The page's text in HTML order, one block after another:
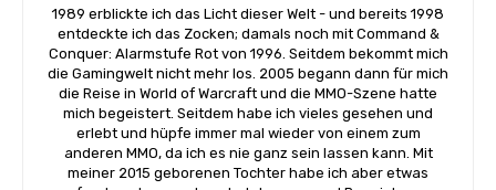
1989 erblickte ich das Licht dieser Welt - und bereits 1998
entdeckte ich das Zocken; damals noch mit Command &
Conquer: Alarmstufe Rot von 1996. Seitdem bekommt mich
die Gamingwelt nicht mehr los. 2005 begann dann für mich
die Reise in World of Warcraft und die MMO-Szene hatte
mich begeistert. Seitdem habe ich vieles gesehen und
erlebt und hüpfe immer mal wieder von einem zum
anderen MMO, da ich es nie ganz sein lassen kann. Mit
meiner 2015 geborenen Tochter habe ich aber etwas